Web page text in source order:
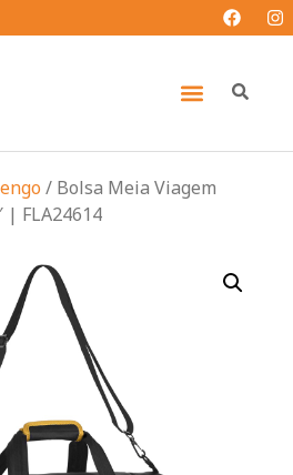
/ Bolsa Meia Viagem
| FLA24614